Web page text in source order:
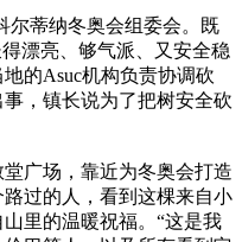
尔蒂纳冬奥会组委会。既
漂亮、够气派、又安全稳
的Asuc机构负责协调砍
，镇长说为了把树安全砍
广场，靠近为冬奥会打造
过的人，看到这棵来自小
里的温暖祝福。“这是我